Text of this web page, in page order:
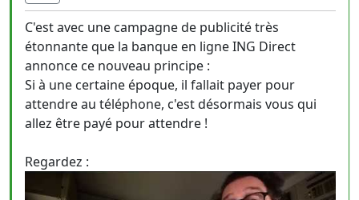
C'est avec une campagne de publicité très
étonnante que la banque en ligne ING Direct
annonce ce nouveau principe :
Si à une certaine époque, il fallait payer pour
attendre au téléphone, c'est désormais vous qui
allez être payé pour attendre !
Regardez :